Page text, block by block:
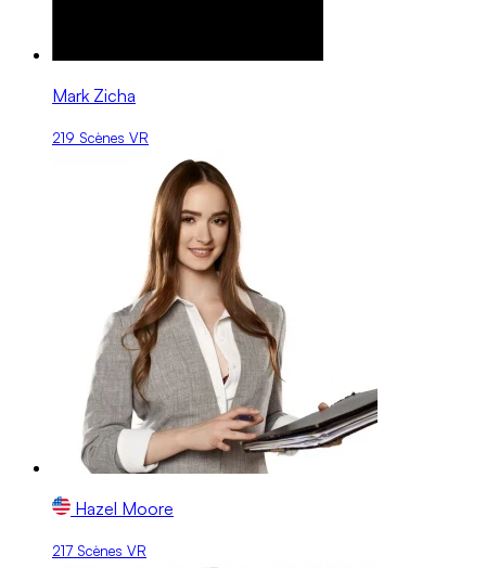
Mark Zicha
219 Scènes VR
Hazel Moore
217 Scènes VR